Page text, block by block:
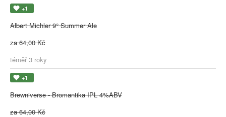
+1
Albert Michler 9° Summer Ale
za 64,00 Kč
téměř 3 roky
+1
Brewniverse - Bromantika IPL 4%ABV
za 64,00 Kč